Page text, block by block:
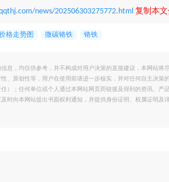
news/202506303275772.html 复制本
格走势图 微碳铬铁 铬铁
息，均仅供参考，并不构成对用户决策的直接建议，本网站
、原创性等，用户在使用前请进一步核实，并对任何自主决
）；任何单位或个人通过本网站网页而链接及得到的资讯、
时向本网站提出书面权利通知，并提供身份证明、权属证明